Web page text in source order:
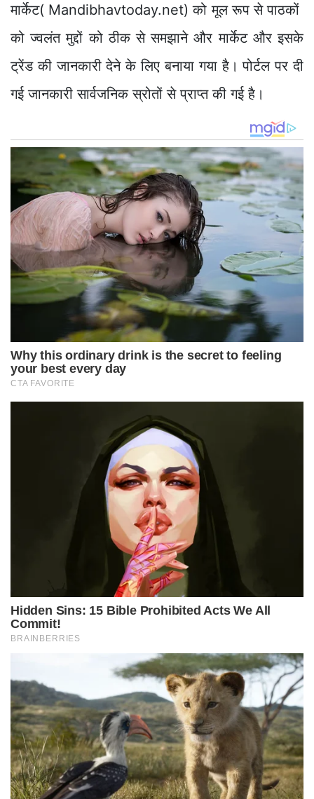
मार्केट( Mandibhavtoday.net) को मूल रूप से पाठकों
को ज्वलंत मुद्दों को ठीक से समझाने और मार्केट और इसके
ट्रेंड की जानकारी देने के लिए बनाया गया है। पोर्टल पर दी
गई जानकारी सार्वजनिक स्रोतों से प्राप्त की गई है।